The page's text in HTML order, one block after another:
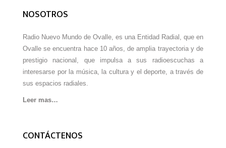
NOSOTROS
Radio Nuevo Mundo de Ovalle, es una Entidad Radial, que en
Ovalle se encuentra hace 10 años, de amplia trayectoria y de
prestigio nacional, que impulsa a sus radioescuchas a
interesarse por la música, la cultura y el deporte, a través de
sus espacios radiales.
Leer mas…
CONTÁCTENOS